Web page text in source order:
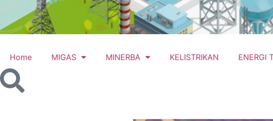
Home MIGAS MINERBA KELISTRIKAN ENERGI